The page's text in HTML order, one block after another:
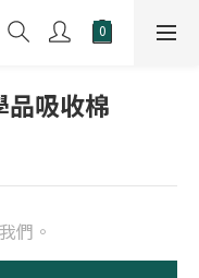
品吸收棉
們。